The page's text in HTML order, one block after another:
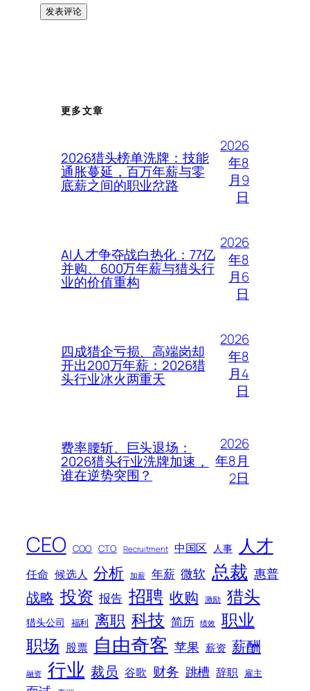
更多文章
2026猎头榜单洗牌：技能
通胀蔓延，百万年薪与零
底薪之间的职业岔路
2026
年8
月9
日
AI人才争夺战白热化：77亿
并购、600万年薪与猎头行
业的价值重构
2026
年8
月6
日
四成猎企亏损、高端岗却
开出200万年薪：2026猎
头行业冰火两重天
2026
年8
月4
日
费率腰斩、巨头退场：
2026猎头行业洗牌加速，
谁在逆势突围？
2026
年8月
2日
CEO COO CTO Recruitment 中国区 人事 人才
任命 候选人 分析 加薪 年薪 微软 总裁 惠普
战略 投资 报告 招聘 收购 激励 猎头
猎头公司 福利 离职 科技 简历 绩效 职业
职场 股票 自由奇客 苹果 薪资 薪酬
融资 行业 裁员 谷歌 财务 跳槽 辞职 雇主